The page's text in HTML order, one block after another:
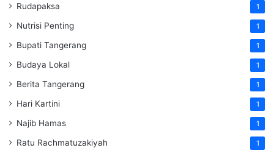
Rudapaksa 1
Nutrisi Penting 1
Bupati Tangerang 1
Budaya Lokal 1
Berita Tangerang 1
Hari Kartini 1
Najib Hamas 1
Ratu Rachmatuzakiyah 1